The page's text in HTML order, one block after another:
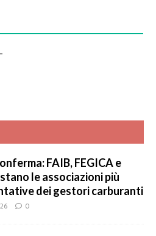
FAIB, FEGICA e
le associazioni più
dei gestori carburanti
0